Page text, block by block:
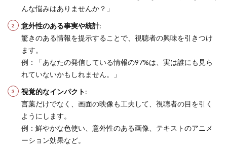
んな悩みはありませんか？」
意外性のある事実や統計:
驚きのある情報を提示することで、視聴者の興味を引きつけ
ます。
例：「あなたの発信している情報の97%は、実は誰にも見ら
れていないかもしれません。」
視覚的なインパクト:
言葉だけでなく、画面の映像も工夫して、視聴者の目を引く
ようにします。
例：鮮やかな色使い、意外性のある画像、テキストのアニメ
ーション効果など。